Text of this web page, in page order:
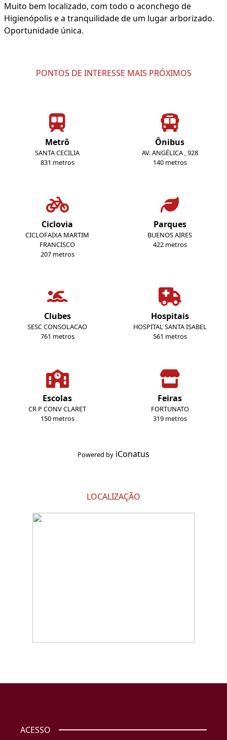
Muito bem localizado, com todo o aconchego de
Higienópolis e a tranquilidade de um lugar arborizado.
Oportunidade única.
PONTOS DE INTERESSE MAIS PRÓXIMOS
Metrô
SANTA CECILIA
831 metros
Ônibus
AV. ANGÉLICA , 928
140 metros
Ciclovia
CICLOFAIXA MARTIM
FRANCISCO
207 metros
Parques
BUENOS AIRES
422 metros
Clubes
SESC CONSOLACAO
761 metros
Hospitais
HOSPITAL SANTA ISABEL
561 metros
Escolas
CR P CONV CLARET
150 metros
Feiras
FORTUNATO
319 metros
Powered by iConatus
LOCALIZAÇÃO
ACESSO